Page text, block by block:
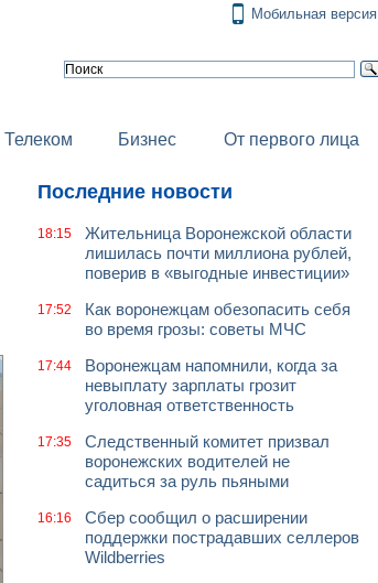
Мобильная версия
Телеком Бизнес От первого лица
Последние новости
18:15
Жительница Воронежской области
лишилась почти миллиона рублей,
поверив в «выгодные инвестиции»
17:52
Как воронежцам обезопасить себя
во время грозы: советы МЧС
17:44
Воронежцам напомнили, когда за
невыплату зарплаты грозит
уголовная ответственность
17:35
Следственный комитет призвал
воронежских водителей не
садиться за руль пьяными
16:16
Сбер сообщил о расширении
поддержки пострадавших селлеров
Wildberries